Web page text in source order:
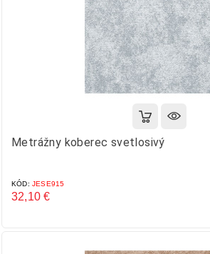
Metrážny koberec svetlosivý
KÓD: JESE915
32,10 €